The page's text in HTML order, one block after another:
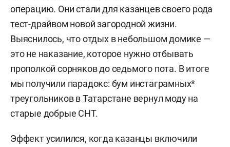
операцию. Они стали для казанцев своего рода
тест-драйвом новой загородной жизни.
Выяснилось, что отдых в небольшом домике —
это не наказание, которое нужно отбывать
прополкой сорняков до седьмого пота. В итоге
мы получили парадокс: бум инстаграмных*
треугольников в Татарстане вернул моду на
старые добрые СНТ.
Эффект усилился, когда казанцы включили